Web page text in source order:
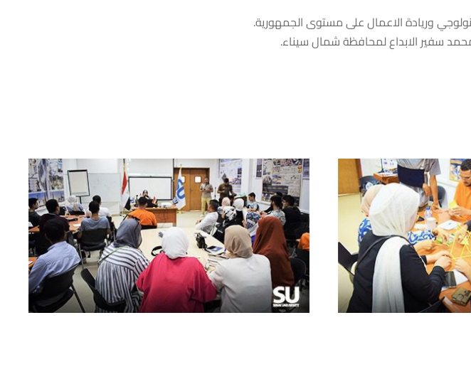
سفير الابداع لمحافظة شمال سيناء.